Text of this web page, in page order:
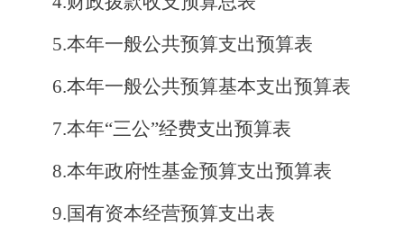
5.本年一般公共预算支出预算表
6.本年一般公共预算基本支出预算表
7.本年“三公”经费支出预算表
8.本年政府性基金预算支出预算表
9.国有资本经营预算支出表